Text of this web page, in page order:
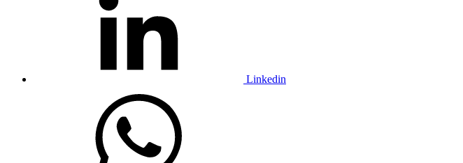
Linkedin